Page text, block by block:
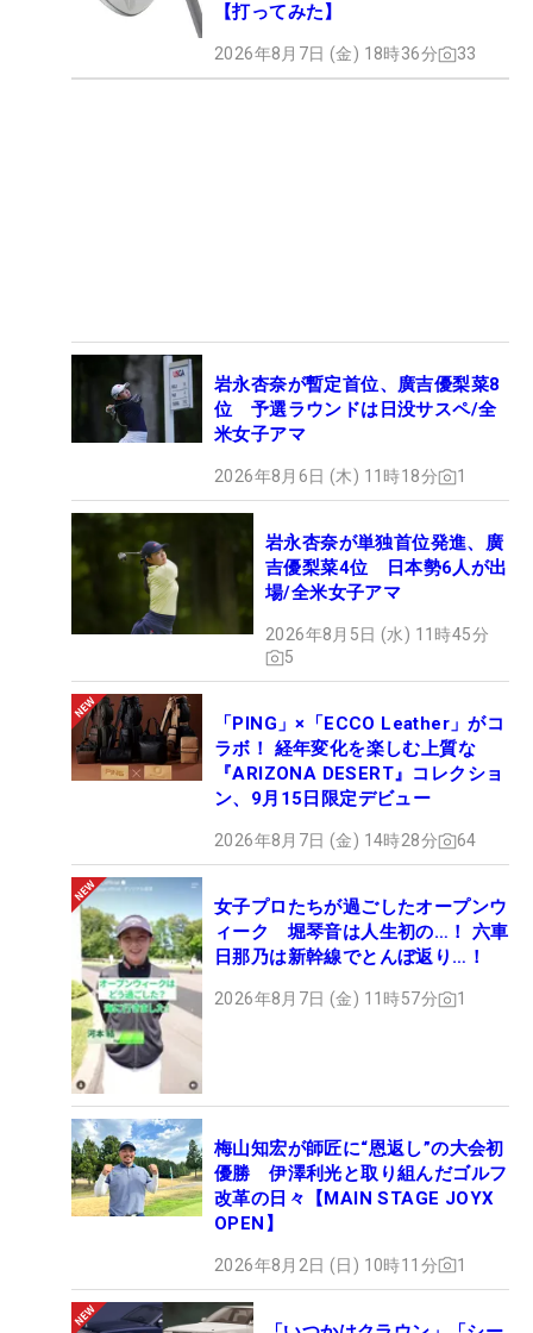
【打ってみた】
2026年8月7日 (金) 18時36分 33
岩永杏奈が暫定首位、廣吉優梨菜8
位 予選ラウンドは日没サスペ/全
米女子アマ
2026年8月6日 (木) 11時18分 1
岩永杏奈が単独首位発進、廣
吉優梨菜4位 日本勢6人が出
場/全米女子アマ
2026年8月5日 (水) 11時45分
5
「PING」×「ECCO Leather」がコ
ラボ！ 経年変化を楽しむ上質な
『ARIZONA DESERT』コレクショ
ン、9月15日限定デビュー
2026年8月7日 (金) 14時28分 64
女子プロたちが過ごしたオープンウ
ィーク 堀琴音は人生初の…！ 六車
日那乃は新幹線でとんぼ返り…！
2026年8月7日 (金) 11時57分 1
梅山知宏が師匠に“恩返し”の大会初
優勝 伊澤利光と取り組んだゴルフ
改革の日々【MAIN STAGE JOYX
OPEN】
2026年8月2日 (日) 10時11分 1